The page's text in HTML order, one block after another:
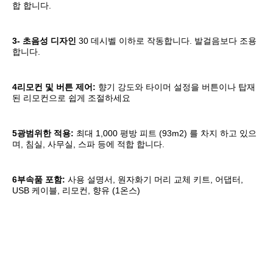
합 합니다.
3- 초음성 디자인 30 데시벨 이하로 작동합니다. 발걸음보다 조용
합니다.
4리모컨 및 버튼 제어: 향기 강도와 타이머 설정을 버튼이나 탑재
된 리모컨으로 쉽게 조절하세요
5광범위한 적용: 최대 1,000 평방 피트 (93m2) 를 차지 하고 있으
며, 침실, 사무실, 스파 등에 적합 합니다.
6부속품 포함: 사용 설명서, 원자화기 머리 교체 키트, 어댑터,
USB 케이블, 리모컨, 향유 (1온스)